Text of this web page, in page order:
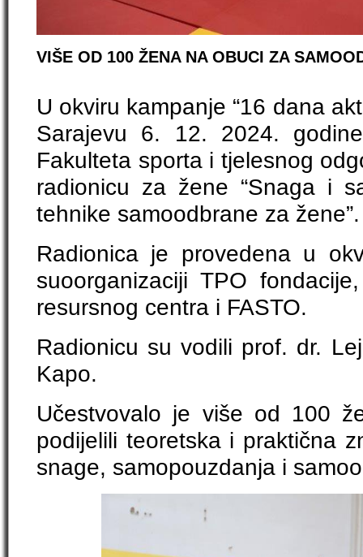
VIŠE OD 100 ŽENA NA OBUCI ZA
U okviru kampanje “16 dana
Sarajevu 6. 12. 2024.
Fakulteta sporta i tjelesnog
radionicu za žene “Snaga i
tehnike samoodbrane za žene”.
Radionica je provedena u
suoorganizaciji TPO
resursnog centra i FASTO.
Radionicu su vodili prof. dr.
Kapo.
Učestvovalo je više od 100
podijelili teoretska i praktična
snage, samopouzdanja i